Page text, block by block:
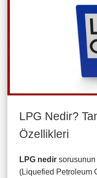
LPG Nedir?
Özellikleri
LPG nedir sorusunun
(Liquefied Petroleum